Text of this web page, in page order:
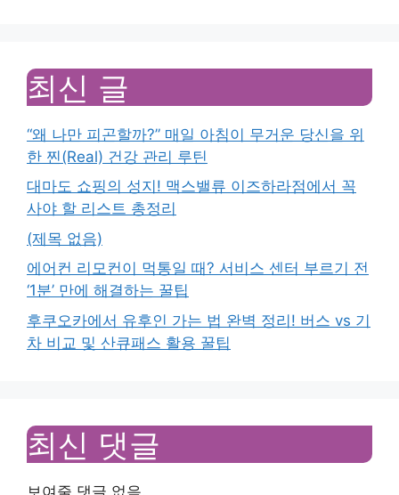
최신 글
“왜 나만 피곤할까?” 매일 아침이 무거운 당신을 위
한 찐(Real) 건강 관리 루틴
대마도 쇼핑의 성지! 맥스밸류 이즈하라점에서 꼭
사야 할 리스트 총정리
(제목 없음)
에어컨 리모컨이 먹통일 때? 서비스 센터 부르기 전
‘1분’ 만에 해결하는 꿀팁
후쿠오카에서 유후인 가는 법 완벽 정리! 버스 vs 기
차 비교 및 산큐패스 활용 꿀팁
최신 댓글
보여줄 댓글 없음.